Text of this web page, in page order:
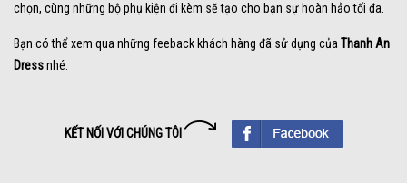
chọn, cùng những bộ phụ kiện đi kèm sẽ tạo cho bạn sự hoàn hảo tối đa.
Bạn có thể xem qua những feeback khách hàng đã sử dụng của Thanh An
Dressnhé:
KẾT NỐI VỚI CHÚNG TÔI